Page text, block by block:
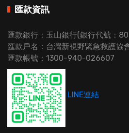
匯款資訊
匯款銀行：玉山銀行(銀行代號：
匯款戶名：台灣新視野緊急救護協
匯款帳號：1300-940-026607
LINE連結